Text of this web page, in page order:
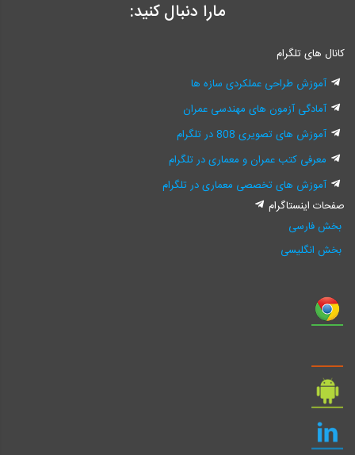
مارا دنبال کنید:
کانال های تلگرام
آموزش طراحی عملکردی سازه ها
آمادگی آزمون های مهندسی عمران
آموزش های تصویری 808 در تلگرام
معرفی کتب عمران و معماری در تلگرام
آموزش های تخصصی معماری در تلگرام
صفحات اینستاگرام
بخش فارسی
بخش انگلیسی